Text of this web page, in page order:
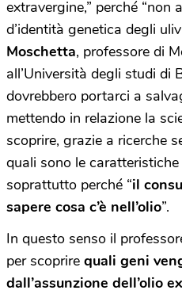
extravergine,” perché
d’identità genetica degli
Moschetta, professore di
all’Università degli studi di
dovrebbero portarci a
mettendo in relazione la
scoprire, grazie a ricerche
quali sono le
soprattutto perché “il
sapere cosa c’è nell’olio”.
In questo senso il
per scoprire quali geni
dall’assunzione dell’olio